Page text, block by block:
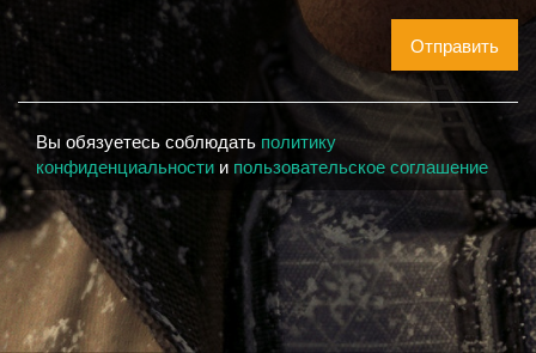
Отправить
Вы обязуетесь соблюдать политику
конфиденциальности и пользовательское соглашение